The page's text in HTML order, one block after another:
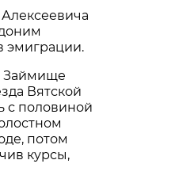
эмиграции.
Займище
Вятской
с половиной
потом
курсы,